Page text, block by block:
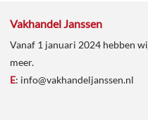
Vakhandel Janssen
Vanaf 1 januari 2024 hebben
meer.
E: info@vakhandeljanssen.nl